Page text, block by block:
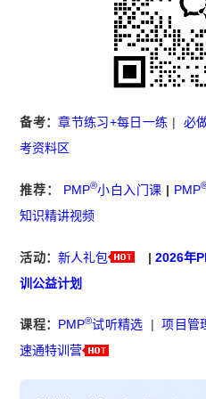
备考：章节练习+每日一练 | 必
考资料区
推荐： PMP®小白入门课 | PMP
知识精讲视频
活动： 新人礼包 | 2026年
训公益计划
课程： PMP®试听精选 |项目管
速通特训营